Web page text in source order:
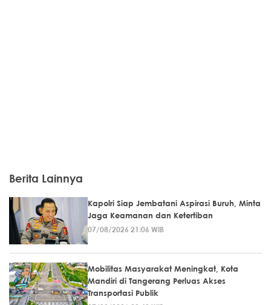
Berita Lainnya
Kapolri Siap Jembatani Aspirasi Buruh, Minta
Jaga Keamanan dan Ketertiban
07/08/2026 21:06 WIB
Mobilitas Masyarakat Meningkat, Kota
Mandiri di Tangerang Perluas Akses
Transportasi Publik